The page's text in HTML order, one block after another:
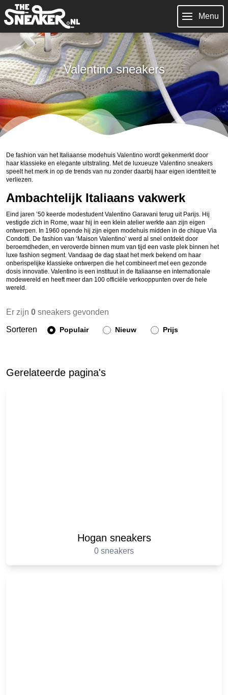
Menu
Valentino sneakers
De fashion van het Italiaanse modehuis Valentino wordt gekenmerkt door
haar klassieke en elegante uitstraling. Met de luxueuze Valentino sneakers
speelt het merk in op de trends van nu zonder daarbij haar eigen identiteit te
verliezen.
Ambachtelijk Italiaans vakwerk
Eind jaren ’50 keerde modestudent Valentino Garavani terug uit Parijs. Hij
vestigde zich in Rome, waar hij in een klein atelier werkte aan zijn eigen
ontwerpen. In 1960 opende hij zijn eigen modehuis midden in de chique Via
Condotti. De fashion van ‘Maison Valentino’ werd al snel ontdekt door
beroemdheden, en veroverde binnen mum van tijd een vaste plek binnen het
luxe fashion segment. Vandaag de dag staat het merk bekend om haar
onberispelijke klassieke ontwerpen die het combineert met een gezonde
dosis innovatie. Valentino is een instituut in de Italiaanse en internationale
modewereld en heeft meer dan 100 officiële verkooppunten over de hele
wereld.
Er zijn 0 sneakers gevonden
Sorteren
Populair Nieuw Prijs
Gerelateerde pagina's
Hogan sneakers
0 sneakers